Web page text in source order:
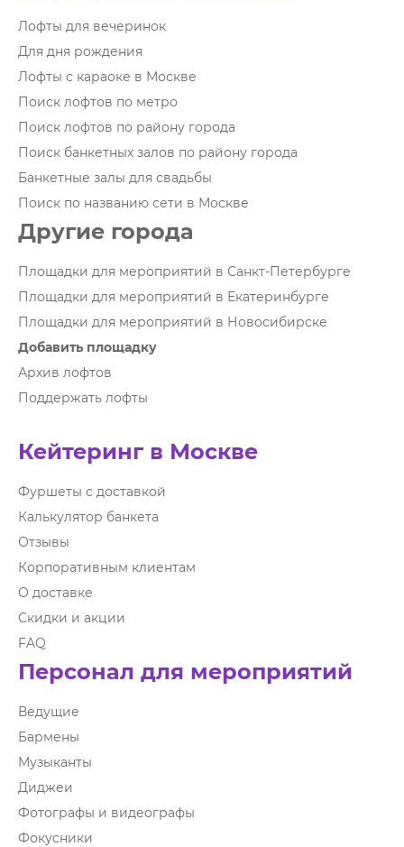
Лофты для вечеринок
Для дня рождения
Лофты с караоке в Москве
Поиск лофтов по метро
Поиск лофтов по району города
Поиск банкетных залов по району города
Банкетные залы для свадьбы
Поиск по названию сети в Москве
Другие города
Площадки для мероприятий в Санкт-Петербурге
Площадки для мероприятий в Екатеринбурге
Площадки для мероприятий в Новосибирске
Добавить площадку
Архив лофтов
Поддержать лофты
Кейтеринг в Москве
Фуршеты с доставкой
Калькулятор банкета
Отзывы
Корпоративным клиентам
О доставке
Скидки и акции
FAQ
Персонал для мероприятий
Ведущие
Бармены
Музыканты
Диджеи
Фотографы и видеографы
Фокусники